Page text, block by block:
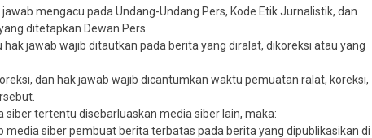
mengacu pada Undang-Undang Pers, Kode Etik Jurnalistik, dan
ditetapkan Dewan Pers.
hak jawab wajib ditautkan pada berita yang diralat, dikoreksi atau yang
dan hak jawab wajib dicantumkan waktu pemuatan ralat, koreksi,
siber tertentu disebarluaskan media siber lain, maka:
media siber pembuat berita terbatas pada berita yang dipublikasikan di